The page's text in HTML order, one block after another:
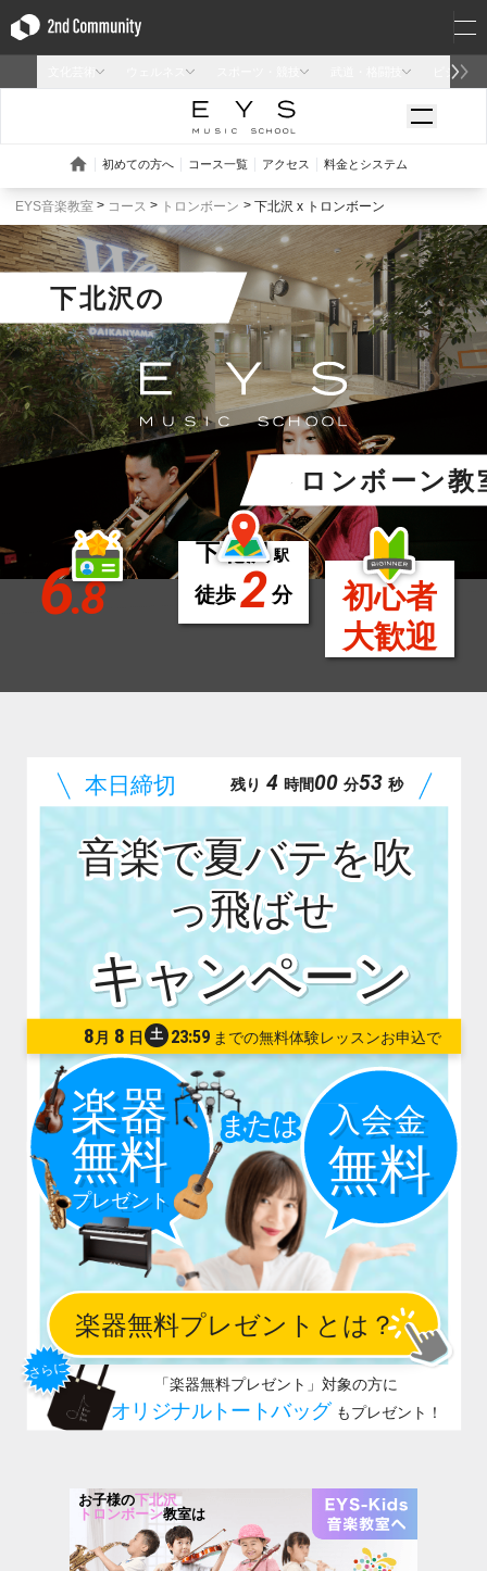
EYS音楽教室 コース トロンボーン 下北沢 x トロンボーン
下北沢の
トロンボーン教
6.8
下北沢駅
徒歩2分
初心者
大歓迎
音楽で夏バテを吹
っ飛ばせ
8 月 8 日 土23:59
残り 4 時間00 分51 秒
お子様の下北沢
トロンボーン教室は